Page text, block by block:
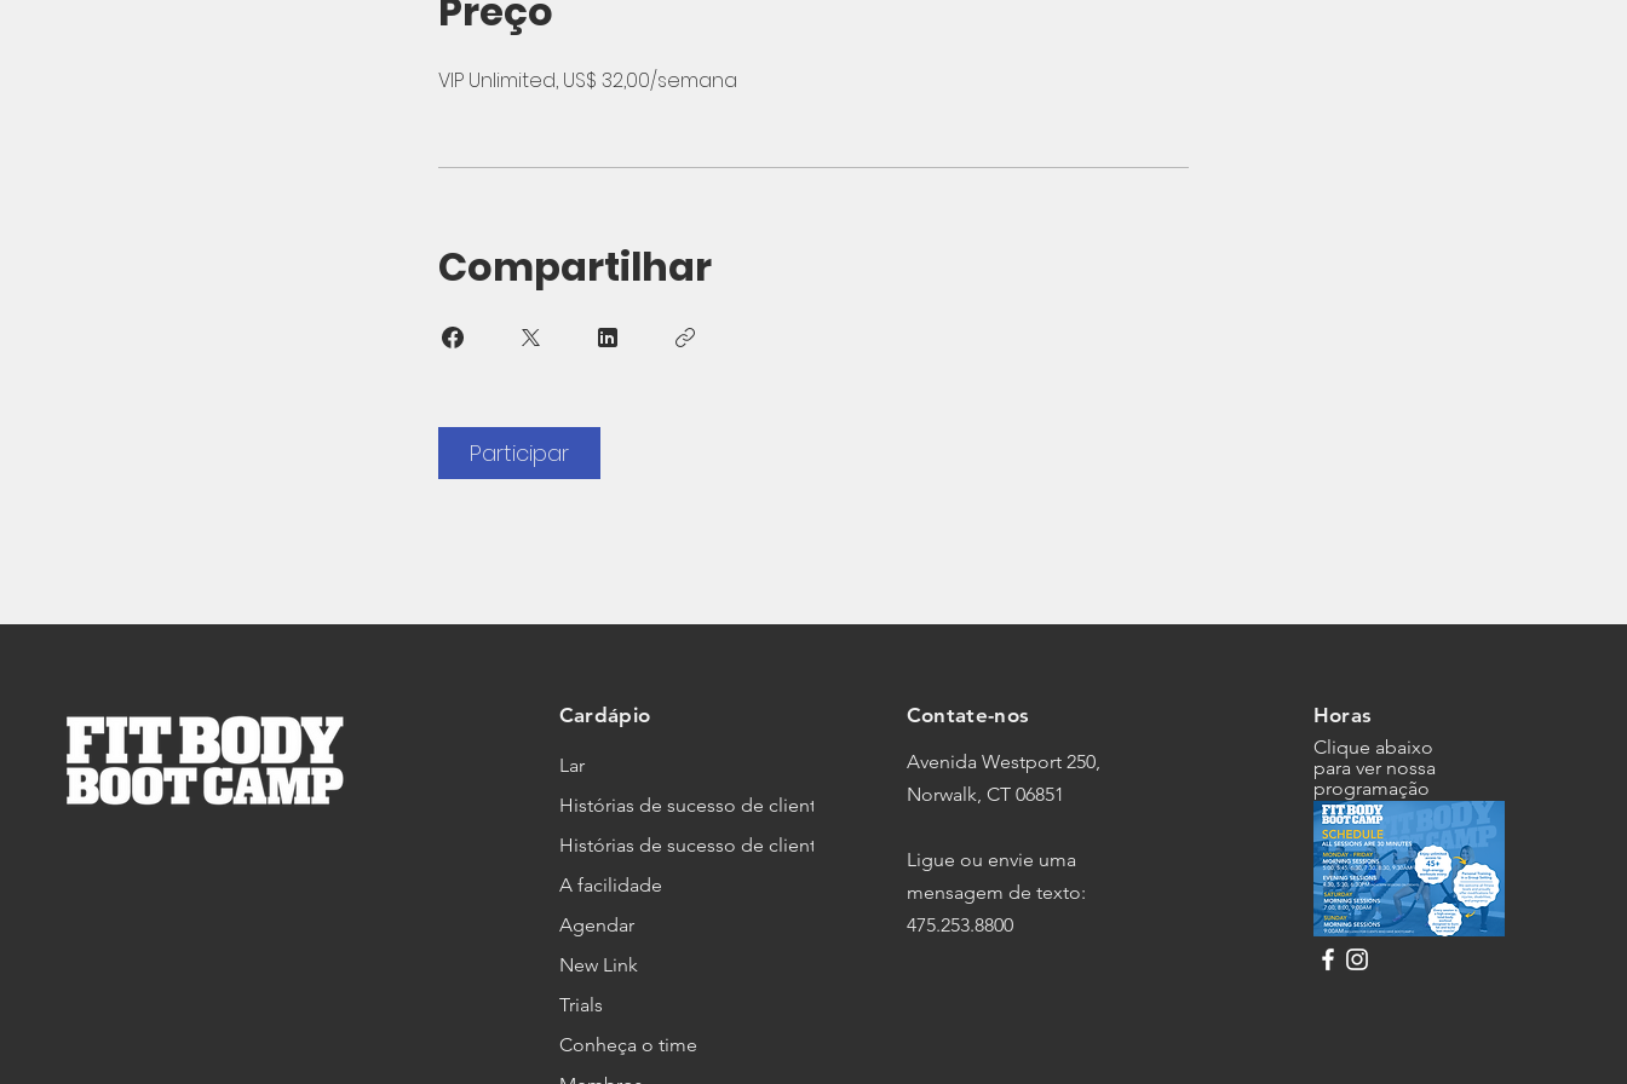
Preço
VIP Unlimited, US$ 32,00/semana
Compartilhar
Participar
Cardápio
Lar
Histórias de sucesso de clientes
Histórias de sucesso de clientes
A facilidade
Agendar
New Link
Trials
Conheça o time
Contate-nos
Avenida Westport 250,
Norwalk, CT 06851
Ligue ou envie uma
mensagem de texto:
475.253.8800
Horas
Clique abaixo
para ver nossa
programação